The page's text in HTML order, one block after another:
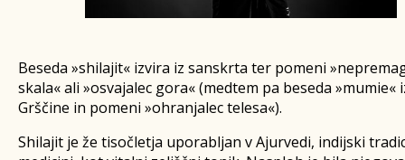
Beseda »shilajit« izvira iz sanskrta ter pomeni
skala« ali »osvajalec gora« (medtem pa beseda »mumie«
Grščine in pomeni »ohranjalec telesa«).
Shilajit je že tisočletja uporabljan v Ajurvedi, indijski